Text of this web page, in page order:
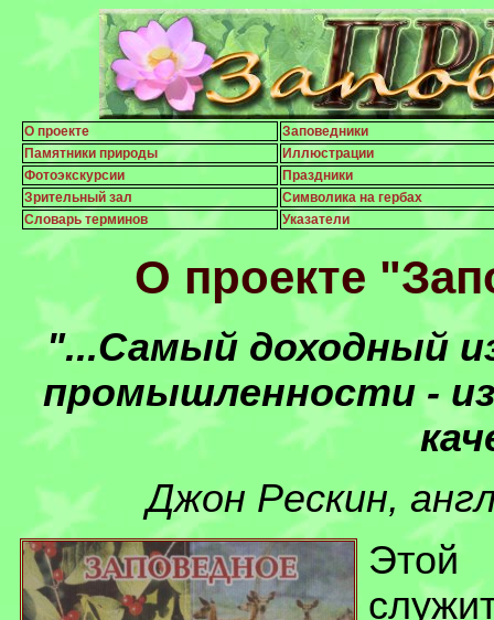
О проекте
Заповедники
Памятники природы
Иллюстрации
Фотоэкскурсии
Праздники
Зрительный зал
Символика на гербах
Словарь терминов
Указатели
О проекте
"...Самый доходный
промышленности -
Джон Рескин,